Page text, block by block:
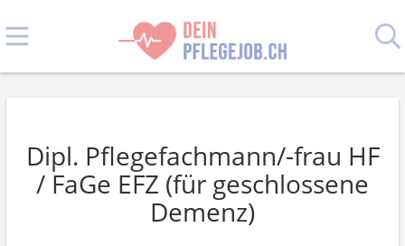
Dipl. Pflegefachmann/-frau HF
/ FaGe EFZ (für geschlossene
Demenz)